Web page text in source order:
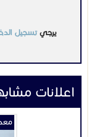
يرجيتسجيل
اعلانات